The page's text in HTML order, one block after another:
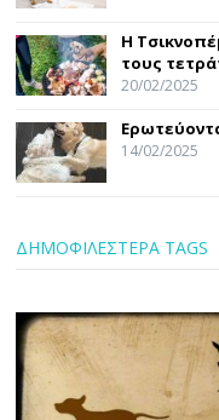
Η
τους
20/02/2025
14/02/2025
ΔΗΜΟΦΙΛΕΣΤΕΡΑ TAGS